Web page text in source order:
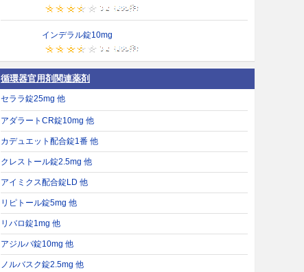
インデラル錠10mg
循環器官用剤関連薬剤
セララ錠25mg 他
アダラートCR錠10mg 他
カデュエット配合錠1番 他
クレストール錠2.5mg 他
アイミクス配合錠LD 他
リピトール錠5mg 他
リバロ錠1mg 他
アジルバ錠10mg 他
ノルバスク錠2.5mg 他